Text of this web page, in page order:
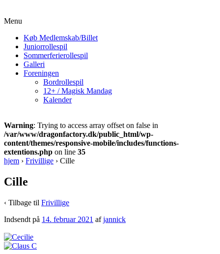
Menu
Køb Medlemskab/Billet
Juniorrollespil
Sommerferierollespil
Galleri
Foreningen
Bordrollespil
12+ / Magisk Mandag
Kalender
Warning: Trying to access array offset on false in
/var/www/dragonfactory.dk/public_html/wp-
content/themes/responsive-mobile/includes/functions-
extentions.php on line 35
hjem › Frivillige › Cille
Cille
‹ Tilbage til Frivillige
Indsendt på 14. februar 2021 afjannick